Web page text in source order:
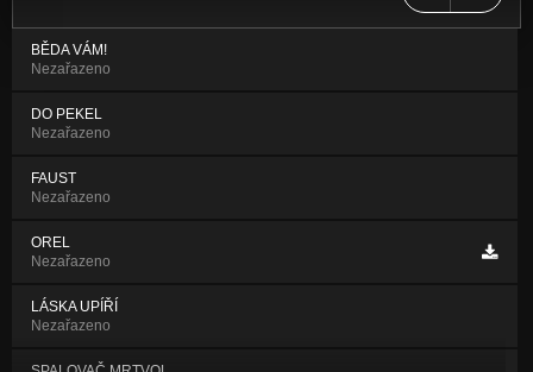
BĚDA VÁM!
Nezařazeno
DO PEKEL
Nezařazeno
FAUST
Nezařazeno
OREL
Nezařazeno
LÁSKA UPÍŘÍ
Nezařazeno